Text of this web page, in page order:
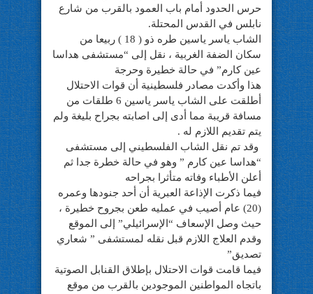
حرس الحدود أمام باب
العمود بالقرب من شارع
نابلس في القدس المحتلة.
الشاب ياسر ياسين طره ذو ( 18 ) ربيعا من
سكان الضفة الغربية ، نقل إلى “مستشفى هداسا
عين كارم” في حالة خطيرة وحرجة
هذا وأكدت مصادر فلسطينية أن قوات الاحتلال
أطلقت على الشاب ياسر ياسين 6 طلقات من
مسافة قريبة مما أدى إلى اصابته بجراح بليغة ولم
يتم تقديم اللازم له .
وقد تم نقل الشاب الفلسطيني إلى مستشفى
“هداسا عين كارم ” وهو في حالة خطرة جدا ثم
أعلن الأطباء وفاته متأثرا بجراحه
فيما ذكرت الإذاعة العبرية أن أحد جنودها وعمره
(20) عام أصيب في عمليه طعن بجروح خطيرة ،
حيث وصل الإسعاف “الإسرائيلي” إلى الموقع
وقدم العلاج اللازم قبل نقله لمستشفى ” شعاري
تصديق”
فيما قامت قوات الاحتلال بإطلاق القنابل الصوتية
باتجاه المواطنين الموجودين بالقرب من موقع